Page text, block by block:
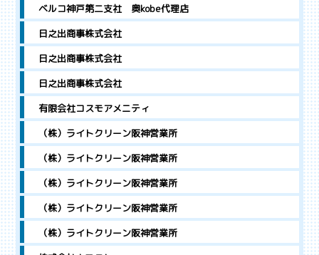
ベルコ神戸第二支社 奥kobe代理店
日之出商事株式会社
日之出商事株式会社
日之出商事株式会社
有限会社コスモアメニティ
（株）ライトクリーン阪神営業所
（株）ライトクリーン阪神営業所
（株）ライトクリーン阪神営業所
（株）ライトクリーン阪神営業所
（株）ライトクリーン阪神営業所